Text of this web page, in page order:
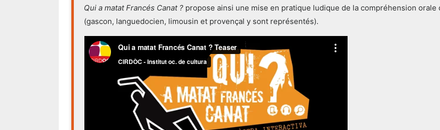
Qui a matat Francés Canat ? propose ainsi une mise en pratique ludique de la compréhension orale
(gascon, languedocien, limousin et provençal y sont représentés).